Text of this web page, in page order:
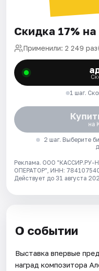
Скидка 17%
Применили: 2 249 раз
1 шаг.
на
2 шаг. Выберите
Реклама. ООО
ОПЕРАТОР", ИНН:
Действует до 31 августа
О событии
Выставка впервые
наград композитора